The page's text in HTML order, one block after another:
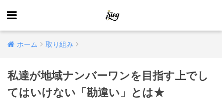
ホーム 取り組み
私達が地域ナンバーワンを目指す上でし
てはいけない「勘違い」とは★